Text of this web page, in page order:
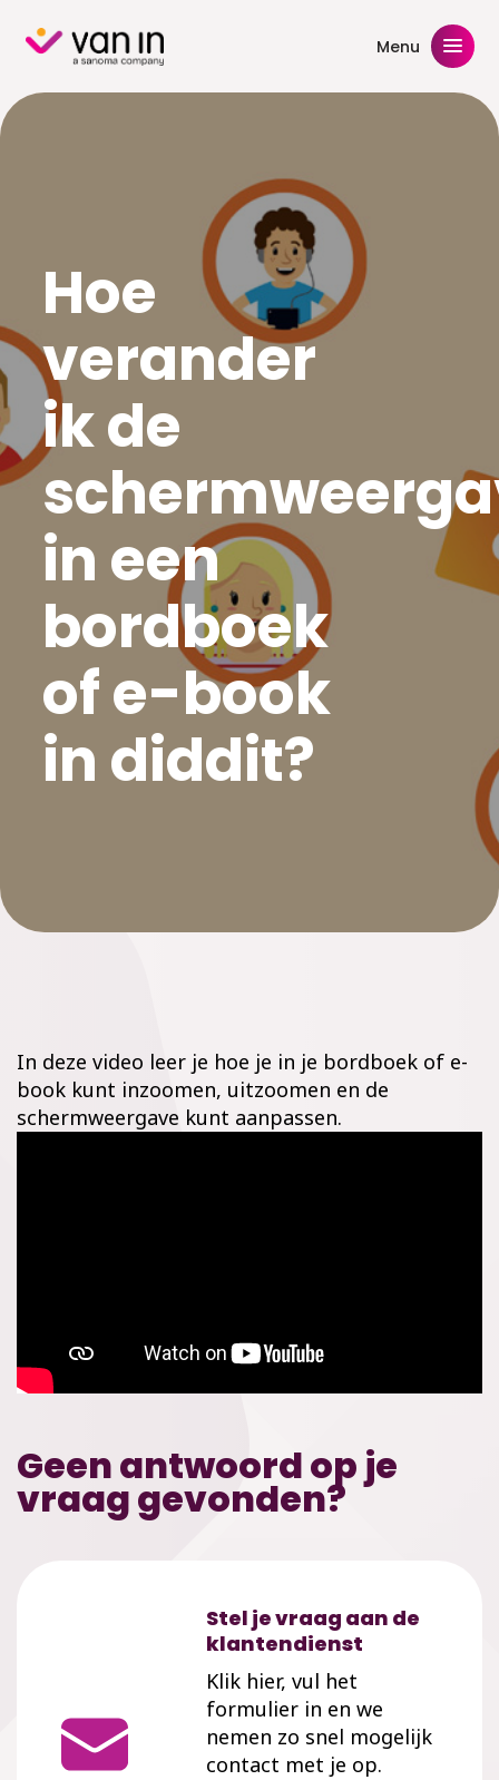
content Menu
Hoe
verander
ik de
in een
bordboek
of e-book
in diddit?
In deze video leer je hoe je in je bordboek of e-
book kunt inzoomen, uitzoomen en de
schermweergave kunt aanpassen.
Geen antwoord op je
vraag gevonden?
Stel je vraag aan de
klantendienst
Klik hier, vul het
formulier in en we
nemen zo snel mogelijk
contact met je op.